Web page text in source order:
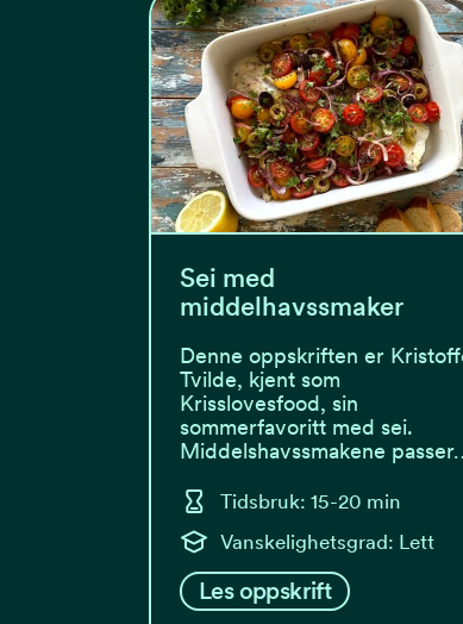
Sei med
middelhavssmaker
Denne oppskriften er
Tvilde, kjent som
Krisslovesfood, sin
sommerfavoritt med sei.
Middelshavssmakene
Tidsbruk: 15-20 min
Vanskelighetsgrad: Lett
Les oppskrift